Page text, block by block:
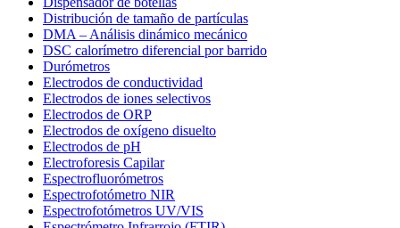
Distribución de tamaño de partículas
DMA – Análisis dinámico mecánico
DSC calorímetro diferencial por barrido
Durómetros
Electrodos de conductividad
Electrodos de iones selectivos
Electrodos de ORP
Electrodos de oxígeno disuelto
Electrodos de pH
Electroforesis Capilar
Espectrofluorómetros
Espectrofotómetro NIR
Espectrofotómetros UV/VIS